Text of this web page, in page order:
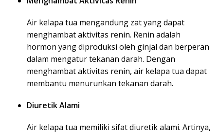
Air kelapa tua mengandung zat yang dapat
menghambat aktivitas renin. Renin adalah
hormon yang diproduksi oleh ginjal dan berperan
dalam mengatur tekanan darah. Dengan
menghambat aktivitas renin, air kelapa tua dapat
membantu menurunkan tekanan darah.
Diuretik Alami
Air kelapa tua memiliki sifat diuretik alami. Artinya,